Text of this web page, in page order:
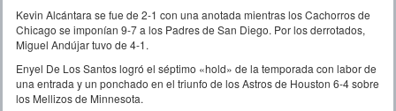
Kevin Alcántara se fue de 2-1 con una anotada mientras los Cachorros de
Chicago se imponían 9-7 a los Padres de San Diego. Por los derrotados,
Miguel Andújar tuvo de 4-1.
Enyel De Los Santos logró el séptimo «hold» de la temporada con labor de
una entrada y un ponchado en el triunfo de los Astros de Houston 6-4 sobre
los Mellizos de Minnesota.